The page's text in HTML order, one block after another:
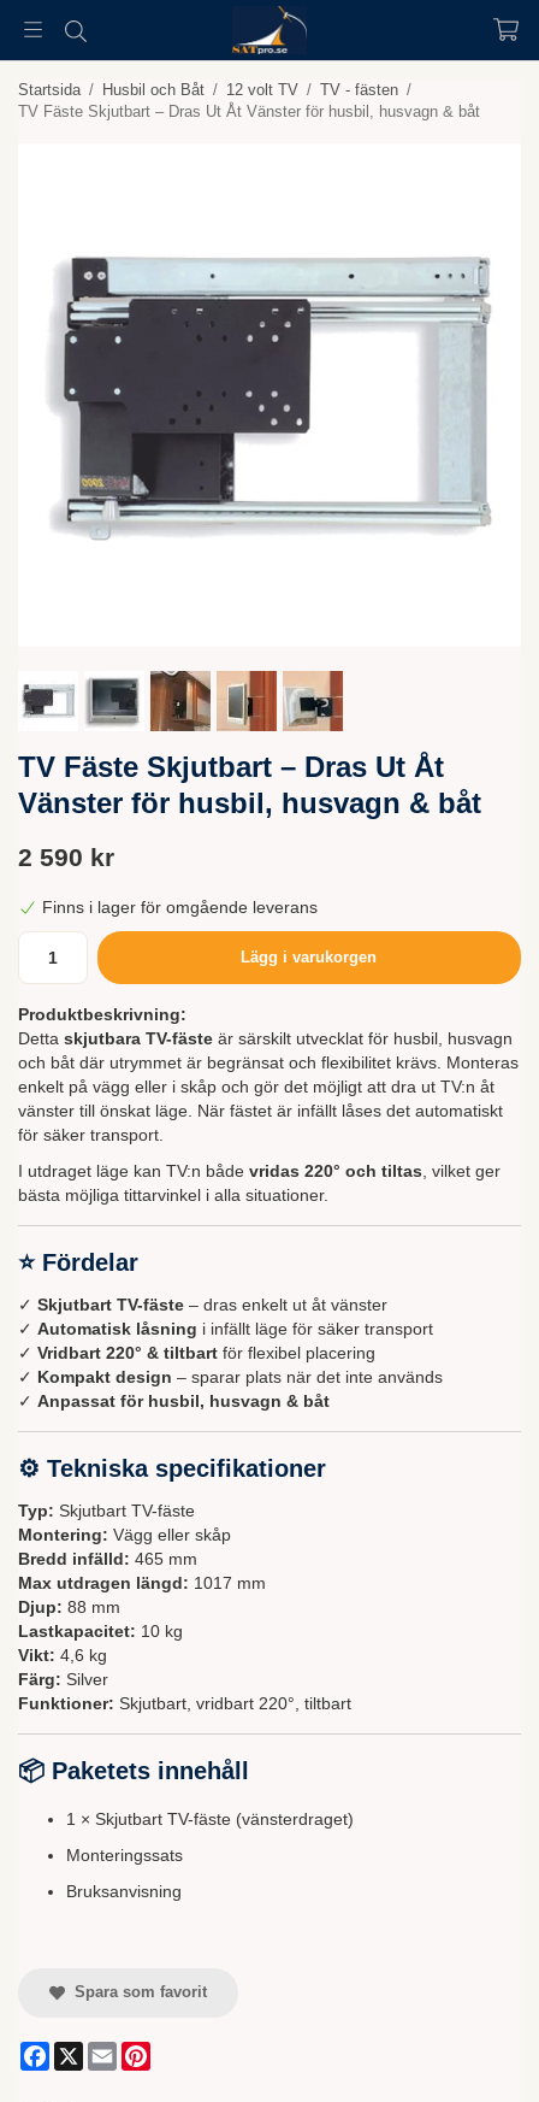
Startsida / Husbil och Båt / 12 volt TV / TV - fästen /
TV Fäste Skjutbart – Dras Ut Åt Vänster för husbil, husvagn & båt
TV Fäste Skjutbart – Dras Ut Åt
Vänster för husbil, husvagn & båt
2 590 kr
Finns i lager för omgående leverans
Lägg i varukorgen
Produktbeskrivning:
Detta skjutbara TV-fäste är särskilt utvecklat för husbil, husvagn
och båt där utrymmet är begränsat och flexibilitet krävs. Monteras
enkelt på vägg eller i skåp och gör det möjligt att dra ut TV:n åt
vänster till önskat läge. När fästet är infällt låses det automatiskt
för säker transport.
I utdraget läge kan TV:n både vridas 220° och tiltas, vilket ger
bästa möjliga tittarvinkel i alla situationer.
⭐ Fördelar
✓ Skjutbart TV-fäste – dras enkelt ut åt vänster
✓ Automatisk låsning i infällt läge för säker transport
✓ Vridbart 220° & tiltbart för flexibel placering
✓ Kompakt design – sparar plats när det inte används
✓ Anpassat för husbil, husvagn & båt
⚙ Tekniska specifikationer
Typ: Skjutbart TV-fäste
Montering: Vägg eller skåp
Bredd infälld: 465 mm
Max utdragen längd: 1017 mm
Djup: 88 mm
Lastkapacitet: 10 kg
Vikt: 4,6 kg
Färg: Silver
Funktioner: Skjutbart, vridbart 220°, tiltbart
📦 Paketets innehåll
1 × Skjutbart TV-fäste (vänsterdraget)
Monteringssats
Bruksanvisning
Spara som favorit
Facebook
X Email